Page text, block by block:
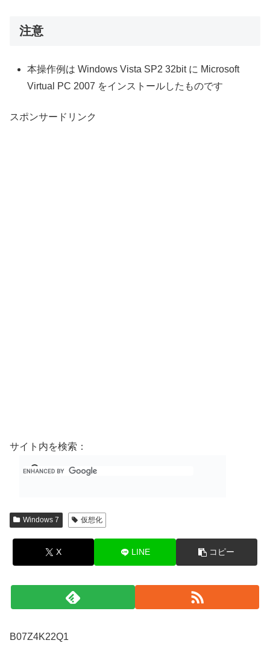
注意
本操作例は Windows Vista SP2 32bit に Microsoft
Virtual PC 2007 をインストールしたものです
スポンサードリンク
サイト内を検索：
Windows 7 仮想化
X LINE コピー
B07Z4K22Q1